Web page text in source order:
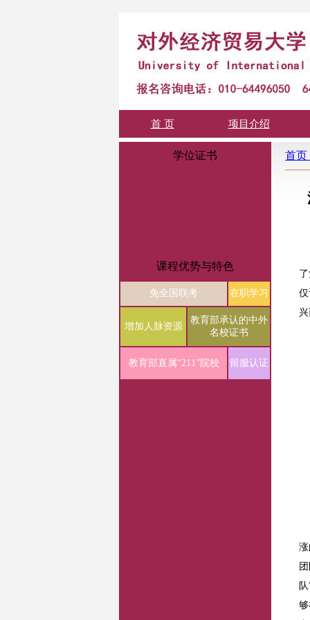
首 页 项目介绍
学位证书
课程优势与特色
免全国联考 在职学习
增加人脉资源
教育部承认的中外
名校证书
教育部直属“211”院校 留服认证
首页